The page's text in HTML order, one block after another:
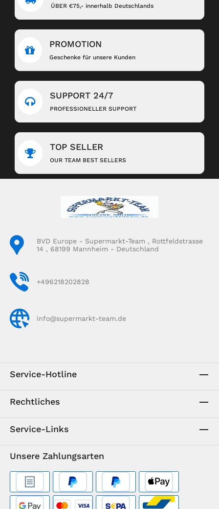
ÜBER €75,- innerhalb Deutschlands
PROMOTION
Geschenke für unsere Kunden
SUPPORT 24/7
PROFESSIONELLER SUPPORT
TOP SELLER
OUR TEAM BEST SELLERS
BVD Europe - Supermarkt-Team , Rottfeldstrasse
14 , 68199 Mannheim - Deutschland
+496218202828
info@supermarkt-team.de
Service-Hotline
Rechtliches
Service-Links
Unsere Zahlungsarten